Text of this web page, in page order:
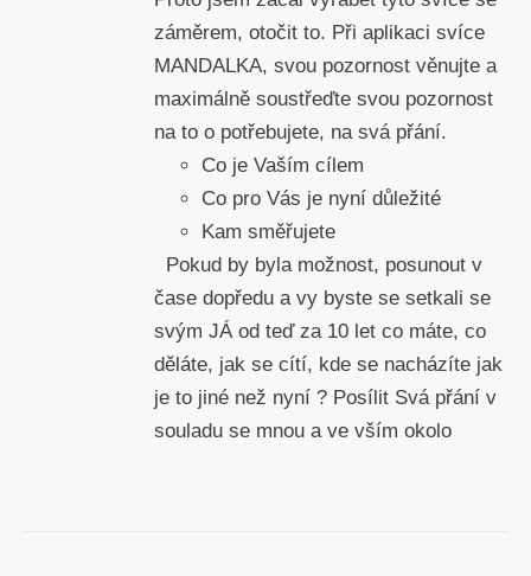
záměrem, otočit to. Při aplikaci svíce
MANDALKA, svou pozornost věnujte a
maximálně soustřeďte svou pozornost
na to o potřebujete, na svá přání.
Co je Vaším cílem
Co pro Vás je nyní důležité
Kam směřujete
Pokud by byla možnost, posunout v
čase dopředu a vy byste se setkali se
svým JÁ od teď za 10 let co máte, co
děláte, jak se cítí, kde se nacházíte jak
je to jiné než nyní ? Posílit Svá přání v
souladu se mnou a ve vším okolo